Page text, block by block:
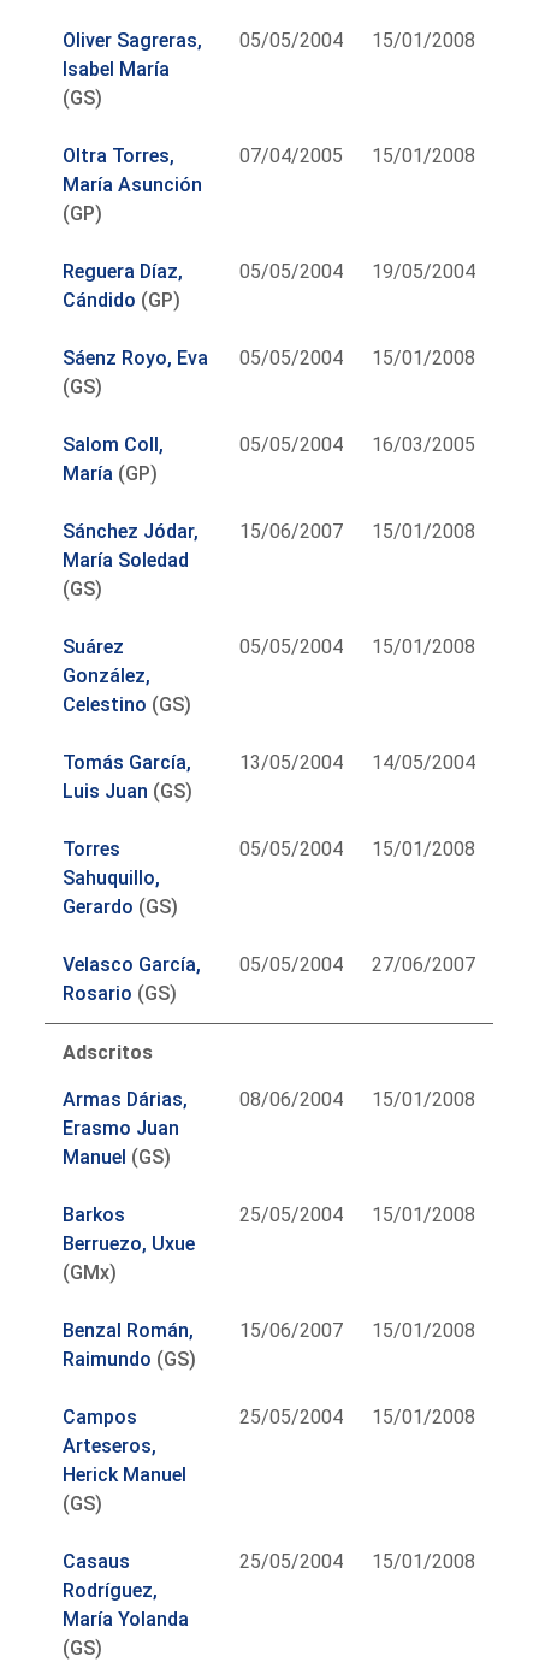
Oliver Sagreras,
Isabel María
(GS)
05/05/2004 15/01/2008
Oltra Torres,
María Asunción
(GP)
07/04/2005 15/01/2008
Reguera Díaz,
Cándido (GP)
05/05/2004 19/05/2004
Sáenz Royo, Eva
(GS)
05/05/2004 15/01/2008
Salom Coll,
María (GP)
05/05/2004 16/03/2005
Sánchez Jódar,
María Soledad
(GS)
15/06/2007 15/01/2008
Suárez
González,
Celestino (GS)
05/05/2004 15/01/2008
Tomás García,
Luis Juan (GS)
13/05/2004 14/05/2004
Torres
Sahuquillo,
Gerardo (GS)
05/05/2004 15/01/2008
Velasco García,
Rosario (GS)
05/05/2004 27/06/2007
Adscritos
Armas Dárias,
Erasmo Juan
Manuel (GS)
08/06/2004 15/01/2008
Barkos
Berruezo, Uxue
(GMx)
25/05/2004 15/01/2008
Benzal Román,
Raimundo (GS)
15/06/2007 15/01/2008
Campos
Arteseros,
Herick Manuel
(GS)
25/05/2004 15/01/2008
Casaus
Rodríguez,
María Yolanda
(GS)
25/05/2004 15/01/2008